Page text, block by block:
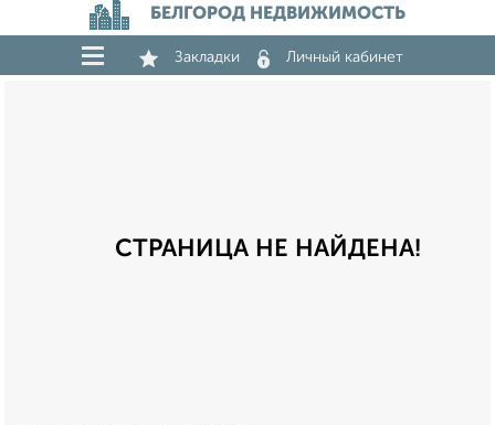
БЕЛГОРОД НЕДВИЖИМОСТЬ
Закладки Личный кабинет
СТРАНИЦА НЕ НАЙДЕНА!